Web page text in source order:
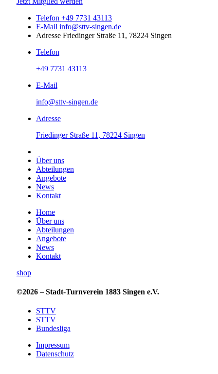
Telefon +49 7731 43113
E-Mail info@sttv-singen.de
Adresse Friedinger Straße 11, 78224 Singen
Telefon
+49 7731 43113
E-Mail
info@sttv-singen.de
Adresse
Friedinger Straße 11, 78224 Singen
Über uns
Abteilungen
Angebote
News
Kontakt
Home
Über uns
Abteilungen
Angebote
News
Kontakt
shop
©2026 – Stadt-Turnverein 1883 Singen e.V.
STTV
STTV
Bundesliga
Impressum
Datenschutz